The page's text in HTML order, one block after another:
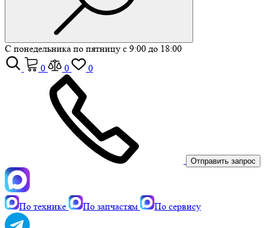
С понедельника по пятницу с 9:00 до 18:00
0
0 0
Отправить запрос
По технике По запчастям По сервису